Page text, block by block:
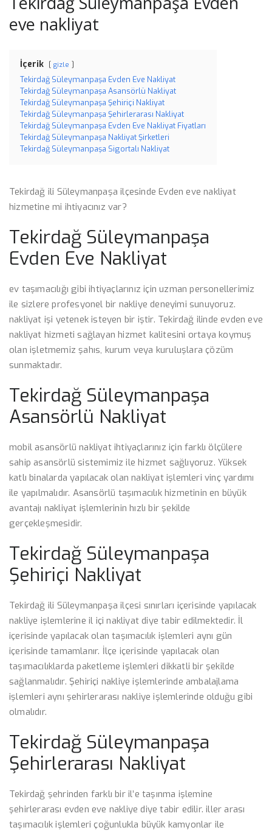
eve nakliyat
İçerik gizle
Tekirdağ Süleymanpaşa Evden Eve Nakliyat
Tekirdağ Süleymanpaşa Asansörlü Nakliyat
Tekirdağ Süleymanpaşa Şehiriçi Nakliyat
Tekirdağ Süleymanpaşa Şehirlerarası Nakliyat
Tekirdağ Süleymanpaşa Evden Eve Nakliyat Fiyatları
Tekirdağ Süleymanpaşa Nakliyat Şirketleri
Tekirdağ Süleymanpaşa Sigortalı Nakliyat
Tekirdağ ili Süleymanpaşa ilçesinde Evden eve nakliyat
hizmetine mi ihtiyacınız var?
Tekirdağ Süleymanpaşa
Evden Eve Nakliyat
ev taşımacılığı gibi ihtiyaçlarınız için uzman personellerimiz
ile sizlere profesyonel bir nakliye deneyimi sunuyoruz.
nakliyat işi yetenek isteyen bir iştir. Tekirdağ ilinde evden eve
nakliyat hizmeti sağlayan hizmet kalitesini ortaya koymuş
olan işletmemiz şahıs, kurum veya kuruluşlara çözüm
sunmaktadır.
Tekirdağ Süleymanpaşa
Asansörlü Nakliyat
mobil asansörlü nakliyat ihtiyaçlarınız için farklı ölçülere
sahip asansörlü sistemimiz ile hizmet sağlıyoruz. Yüksek
katlı binalarda yapılacak olan nakliyat işlemleri vinç yardımı
ile yapılmalıdır. Asansörlü taşımacılık hizmetinin en büyük
avantajı nakliyat işlemlerinin hızlı bir şekilde
gerçekleşmesidir.
Tekirdağ Süleymanpaşa
Şehiriçi Nakliyat
Tekirdağ ili Süleymanpaşa ilçesi sınırları içerisinde yapılacak
nakliye işlemlerine il içi nakliyat diye tabir edilmektedir. İl
içerisinde yapılacak olan taşımacılık işlemleri aynı gün
içerisinde tamamlanır. İlçe içerisinde yapılacak olan
taşımacılıklarda paketleme işlemleri dikkatli bir şekilde
sağlanmalıdır. Şehiriçi nakliye işlemlerinde ambalajlama
işlemleri aynı şehirlerarası nakliye işlemlerinde olduğu gibi
olmalıdır.
Tekirdağ Süleymanpaşa
Şehirlerarası Nakliyat
Tekirdağ şehrinden farklı bir il’e taşınma işlemine
şehirlerarası evden eve nakliye diye tabir edilir. iller arası
taşımacılık işlemleri çoğunlukla büyük kamyonlar ile